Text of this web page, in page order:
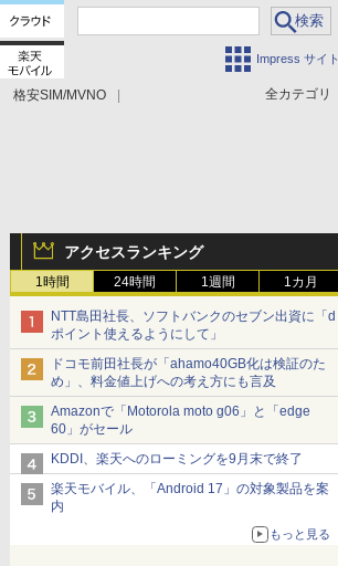
Impress サイト
全カテゴリ
格安SIM/MVNO
アクセスランキング
1時間 24時間 1週間 1カ月
NTT島田社長、ソフトバンクのセブン出資に「d
ポイント使えるようにして」
ドコモ前田社長が「ahamo40GB化は検証のた
め」、料金値上げへの考え方にも言及
Amazonで「Motorola moto g06」と「edge
60」がセール
KDDI、楽天へのローミングを9月末で終了
楽天モバイル、「Android 17」の対象製品を案
内
もっと見る